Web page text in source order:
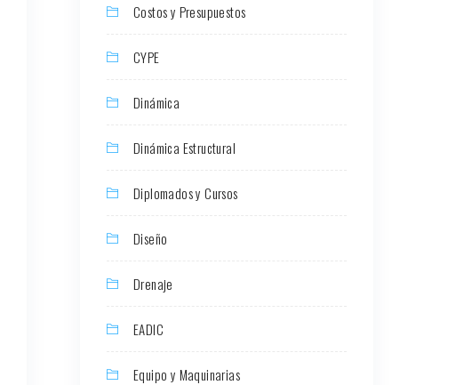
Costos y Presupuestos
CYPE
Dinámica
Dinámica Estructural
Diplomados y Cursos
Diseño
Drenaje
EADIC
Equipo y Maquinarias